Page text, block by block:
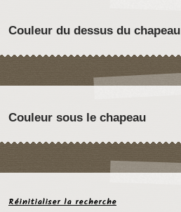
Couleur du dessus du chapeau
Couleur sous le chapeau
Réinitialiser la recherche